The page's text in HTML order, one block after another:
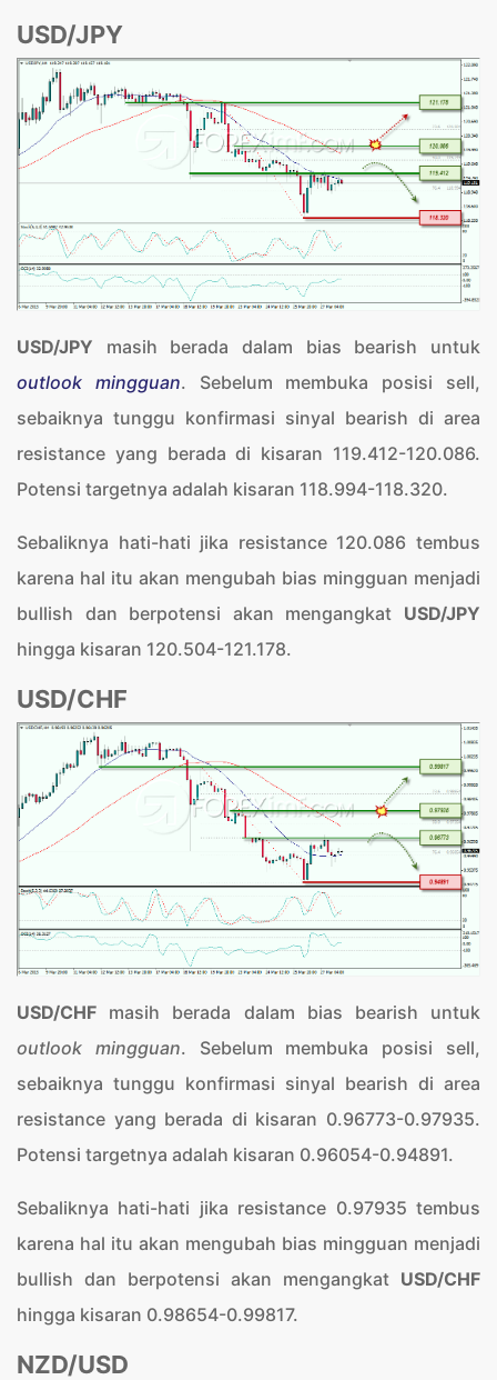
USD/JPY
USD/JPY masih berada dalam bias bearish untuk
outlook mingguan. Sebelum membuka posisi sell,
sebaiknya tunggu konfirmasi sinyal bearish di area
resistance yang berada di kisaran 119.412-120.086.
Potensi targetnya adalah kisaran 118.994-118.320.
Sebaliknya hati-hati jika resistance 120.086 tembus
karena hal itu akan mengubah bias mingguan menjadi
bullish dan berpotensi akan mengangkat USD/JPY
hingga kisaran 120.504-121.178.
USD/CHF
USD/CHF masih berada dalam bias bearish untuk
outlook mingguan. Sebelum membuka posisi sell,
sebaiknya tunggu konfirmasi sinyal bearish di area
resistance yang berada di kisaran 0.96773-0.97935.
Potensi targetnya adalah kisaran 0.96054-0.94891.
Sebaliknya hati-hati jika resistance 0.97935 tembus
karena hal itu akan mengubah bias mingguan menjadi
bullish dan berpotensi akan mengangkat USD/CHF
hingga kisaran 0.98654-0.99817.
NZD/USD